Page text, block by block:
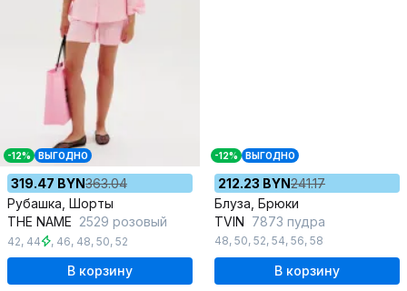
-12% ВЫГОДНО
319.47 BYN363.04
Рубашка, Шорты
THE NAME 2529 розовый
42, 44 , 46, 48, 50, 52
В корзину
-12% ВЫГОДНО
212.23 BYN241.17
Блуза, Брюки
TVIN 7873 пудра
48, 50, 52, 54, 56, 58
В корзину